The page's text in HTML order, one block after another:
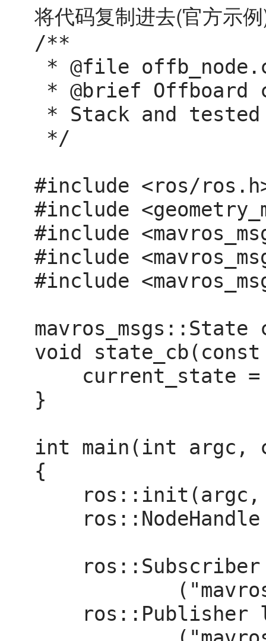
将代码复制进去(官方示
/**
#include <ros/
#include
#include
#include
#include
void state_cb(const
}
int main(int argc,
{